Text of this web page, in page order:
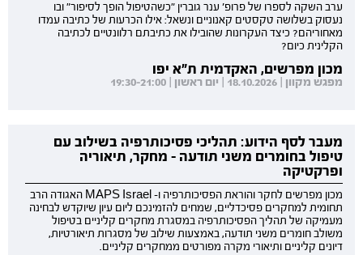
ערב השקה לספרו של פרופ' ענר גוברין "כשהטיפול הופך לסיפור" ובו
נעסוק בשלושה טקסטים קאנוניים ונשאל: אילו הכרעות של כתיבה עמדו
מאחוריהם? כיצד העקרונות שהובילו את כתיבתם רלוונטיים לכתיבה
הקלינית כיום?
מכון מפרשים, האקדמית ת"א יפו
מפגש מקוון | 18.10.2026 | יום ראשון | 19:30-21:00
מעבר לסף הידוע: תהליכי פסיכותרפיה בשילוב עם
טיפול בחומרים משני תודעה - מחקר, תיאוריה
ופרקטיקה
מכון מפרשים לחקר והוראת הפסיכותרפיה ו- MAPS Israel האגודה הרב
תחומית למחקרים פסיכדליים, שמחים להזמינכם ליום עיון שיוקדש לבחינה
מעמיקה של תהליך הפסיכותרפיה במסגרת מחקרים קליניים בטיפול
משולב חומרים משני תודעה, באמצעות שילוב של מסגרות תיאורטיות,
דיונים קליניים ותיאורי מקרה מפורטים ממחקרים קליניים.